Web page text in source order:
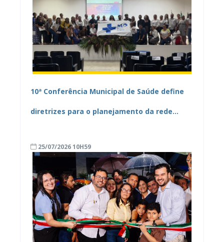
10ª Conferência Municipal de Saúde define
diretrizes para o planejamento da rede
25/07/2026 10H59